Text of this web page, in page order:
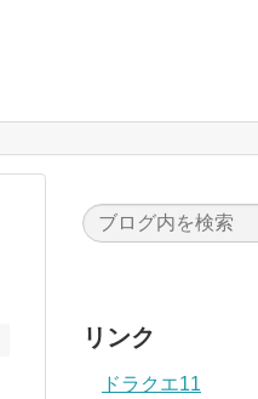
リンク
ドラクエ11